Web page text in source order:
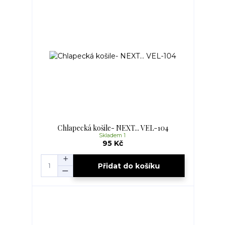
Chlapecká košile- NEXT... VEL-104
95 Kč
Skladem 1
Přidat do košíku